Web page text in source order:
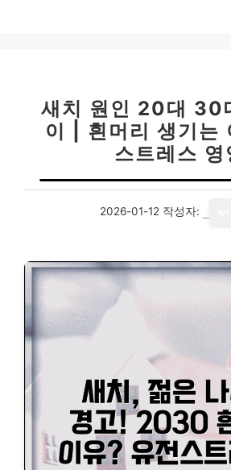
새치 원인 20대 30
이 | 흰머리 생기는
스트레스 영
2026-01-12 작성자: